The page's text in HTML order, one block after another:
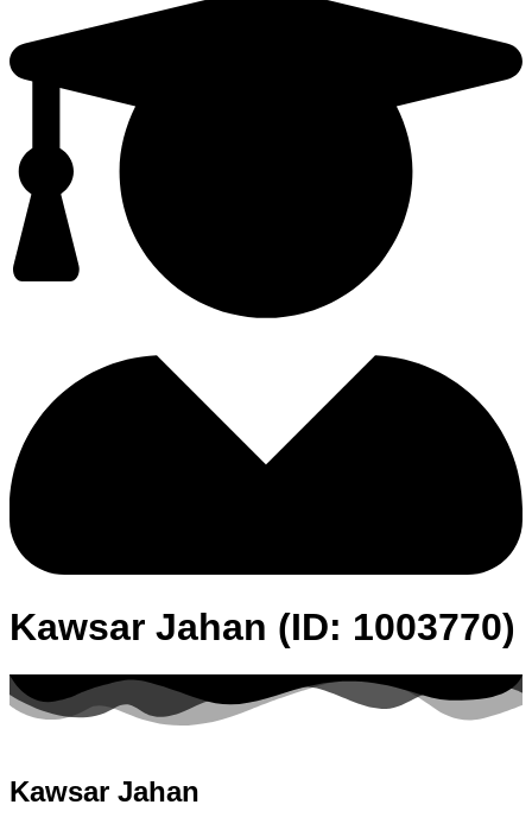
Kawsar Jahan (ID: 1003770)
Kawsar Jahan